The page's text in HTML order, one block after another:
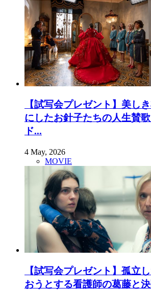
【試写会プレゼント】美し
にしたお針子たちの人生賛
ド...
4 May, 2026
MOVIE
【試写会プレゼント】孤立
おうとする看護師の葛藤と